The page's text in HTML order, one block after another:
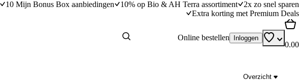
10 Mijn Bonus Box aanbiedingen 10% op Bio & AH Terra assortiment
2x zo snel sparen
Extra korting met Premium Deals
Online bestellen Inloggen
0.00
Overzicht